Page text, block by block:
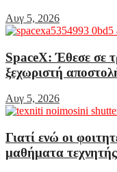
Αυγ 5, 2026
SpaceX: Έθεσε σε
ξεχωριστή
Αυγ 5, 2026
Γιατί ενώ οι
μαθήματα